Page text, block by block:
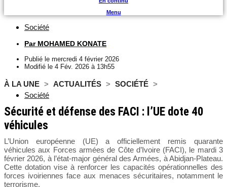
Menu
Société
ParMOHAMED KONATE
Publié le mercredi 4 février 2026
Modifié le 4 Fév. 2026 à 13h55
À LA UNE > ACTUALITÉS > SOCIÉTÉ >
Société
Sécurité et défense des FACI : l’UE dote 40
véhicules
L’Union européenne (UE) a officiellement remis quarante
véhicules aux Forces armées de Côte d’Ivoire (FACI), le mardi 3
février 2026, à l’état-major général des Armées, à Abidjan-Plateau.
Cette dotation vise à renforcer les capacités opérationnelles des
forces ivoiriennes face aux menaces sécuritaires, notamment le
terrorisme.